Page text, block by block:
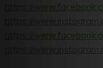
https://
https://
https://
https://